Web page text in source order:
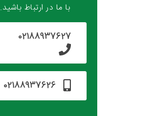
با ما در ارتباط باشید.
02188937627
02188937626